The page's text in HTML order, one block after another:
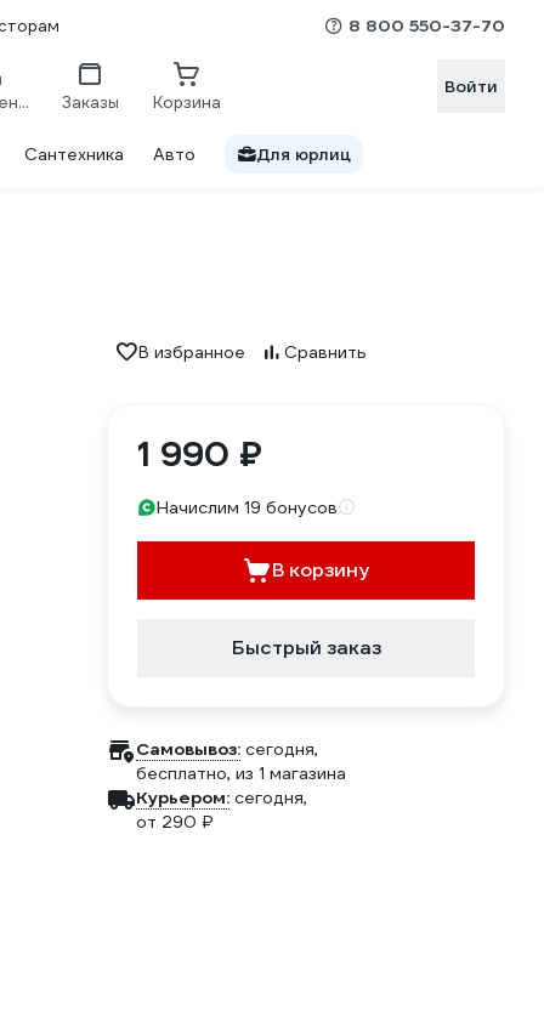
8 800 550-37-70
Сравнение Заказы Корзина
Войти
Сантехника Авто Для юрлиц
В избранное Сравнить
1 990 ₽
Начислим 19 бонусов
В корзину
Быстрый заказ
Самовывоз: сегодня,
бесплатно, из 1 магазина
Курьером: сегодня,
от 290 ₽